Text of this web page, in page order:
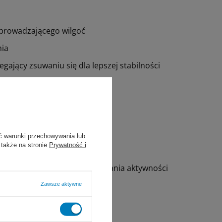
wilgoć
zsuwaniu się dla lepszej stabilności
ponownego podejmowania aktywności
warunki przechowywania lub
na stronie Prywatność i
Zawsze aktywne